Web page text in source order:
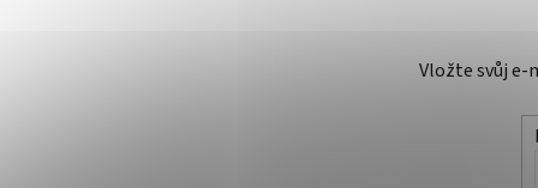
Vložte svůj e-